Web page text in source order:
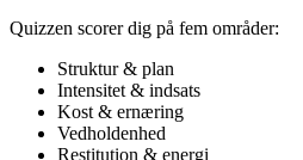
Quizzen scorer dig på fem områder:
Struktur & plan
Intensitet & indsats
Kost & ernæring
Vedholdenhed
Restitution & energi